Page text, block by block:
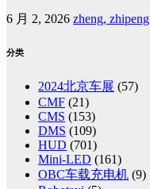
6 月 2, 2026 zheng, zhipeng
分类
2024北京车展 (57)
CMF (21)
CMS (153)
DMS (109)
HUD (701)
Mini-LED (161)
OBC车载充电机 (9)